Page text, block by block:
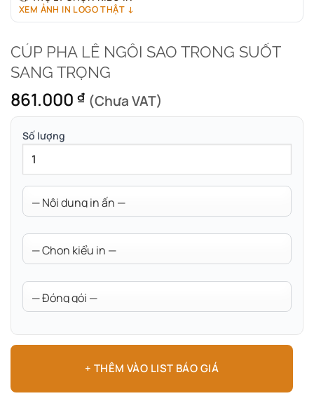
XEM ẢNH IN LOGO THẬT ↓
CÚP PHA LÊ NGÔI SAO TRONG SUỐT
SANG TRỌNG
861.000 ₫ (Chưa VAT)
Số lượng
+ THÊM VÀO LIST BÁO GIÁ